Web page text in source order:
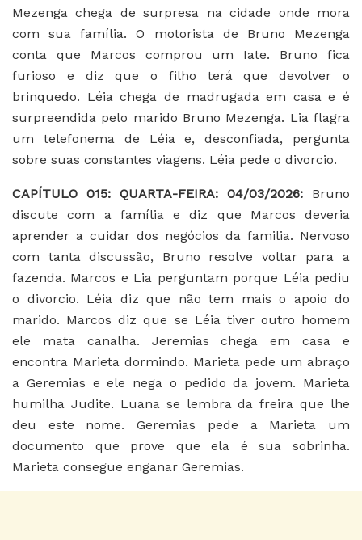
Mezenga chega de surpresa na cidade onde mora
com sua família. O motorista de Bruno Mezenga
conta que Marcos comprou um Iate. Bruno fica
furioso e diz que o filho terá que devolver o
brinquedo. Léia chega de madrugada em casa e é
surpreendida pelo marido Bruno Mezenga. Lia flagra
um telefonema de Léia e, desconfiada, pergunta
sobre suas constantes viagens. Léia pede o divorcio.
CAPÍTULO 015: QUARTA-FEIRA: 04/03/2026: Bruno
discute com a família e diz que Marcos deveria
aprender a cuidar dos negócios da familia. Nervoso
com tanta discussão, Bruno resolve voltar para a
fazenda. Marcos e Lia perguntam porque Léia pediu
o divorcio. Léia diz que não tem mais o apoio do
marido. Marcos diz que se Léia tiver outro homem
ele mata canalha. Jeremias chega em casa e
encontra Marieta dormindo. Marieta pede um abraço
a Geremias e ele nega o pedido da jovem. Marieta
humilha Judite. Luana se lembra da freira que lhe
deu este nome. Geremias pede a Marieta um
documento que prove que ela é sua sobrinha.
Marieta consegue enganar Geremias.